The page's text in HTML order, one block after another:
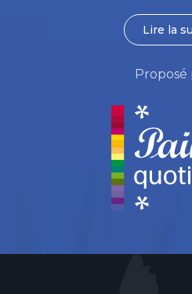
Lire la
Proposé